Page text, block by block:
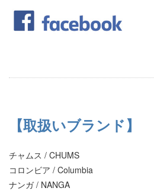
【取扱いブランド】
チャムス / CHUMS
コロンビア / Columbia
ナンガ / NANGA